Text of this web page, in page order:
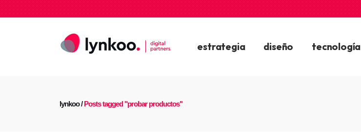
estrategia diseño tecnología
lynkoo/Posts tagged "probar productos"